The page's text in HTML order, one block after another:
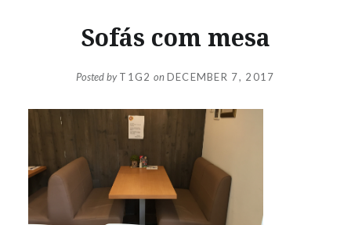
Sofás com mesa
Posted byT1G2 onDECEMBER 7, 2017